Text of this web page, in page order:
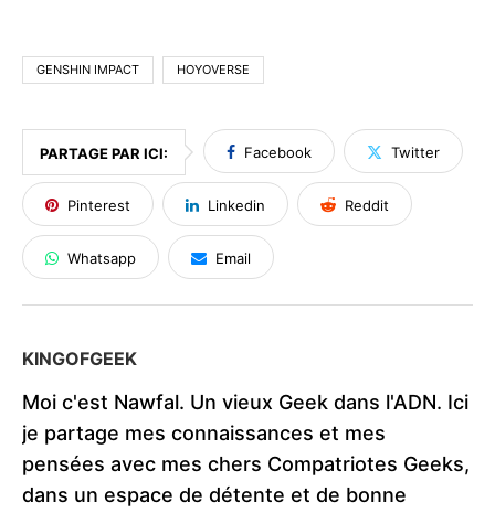
GENSHIN IMPACT HOYOVERSE
PARTAGE PAR ICI: Facebook Twitter
Pinterest Linkedin Reddit
Whatsapp Email
KINGOFGEEK
Moi c'est Nawfal. Un vieux Geek dans l'ADN. Ici
je partage mes connaissances et mes
pensées avec mes chers Compatriotes Geeks,
dans un espace de détente et de bonne